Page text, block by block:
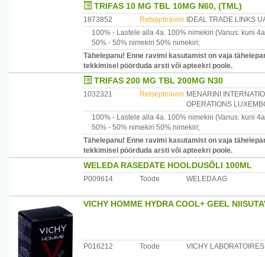
TRIFAS 10 MG TBL 10MG N60, (TML)
1873852 Retseptiravim
IDEAL TRADE LINKS
100% - Lastele alla 4a. 100% nimekiri (Vanus: kuni
50% - 50% nimekiri 50% nimekiri;
Tähelepanu! Enne ravimi kasutamist on vaja
tekkimisel pöörduda arsti või apteekri poole.
TRIFAS 200 MG TBL 200MG N30
1032321 Retseptiravim MENARINI
OPERATIONS
100% - Lastele alla 4a. 100% nimekiri (Vanus: kuni
50% - 50% nimekiri 50% nimekiri;
Tähelepanu! Enne ravimi kasutamist on vaja
tekkimisel pöörduda arsti või apteekri poole.
WELEDA RASEDATE HOOLDUSÕLI 100ML
P009614 Toode WELEDA AG
VICHY HOMME HYDRA COOL+ GEEL
P016212 Toode VICHY LABORATOIRES